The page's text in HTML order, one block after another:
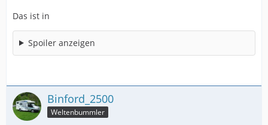
Das ist in
Spoiler anzeigen
Binford_2500
Weltenbummler